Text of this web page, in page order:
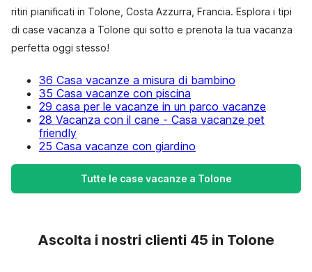
ritiri pianificati in Tolone, Costa Azzurra, Francia. Esplora i tipi
di case vacanza a Tolone qui sotto e prenota la tua vacanza
perfetta oggi stesso!
36 Casa vacanze a misura di bambino
35 Casa vacanze con piscina
29 casa per le vacanze in un parco vacanze
28 Vacanza con il cane - Casa vacanze pet
friendly
25 Casa vacanze con giardino
Tutte le case vacanze a Tolone
Ascolta i nostri clienti 45 in Tolone